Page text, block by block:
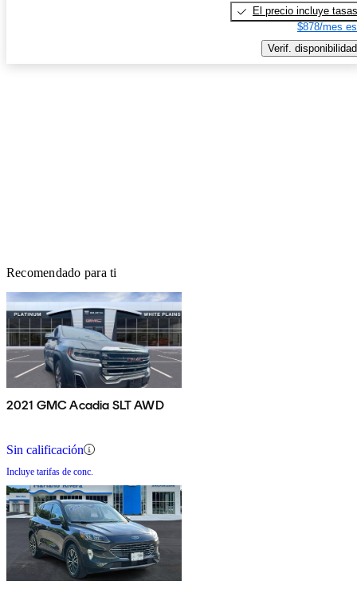
El precio incluye tasas
$878/mes
Verif. disponibilidad
Recomendado para ti
2021 GMC Acadia SLT AWD
Sin calificación
Incluye tarifas de conc.